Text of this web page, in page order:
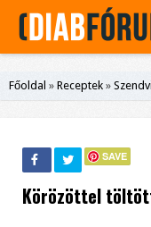
Főoldal » Receptek »
SAVE
Körözöttel